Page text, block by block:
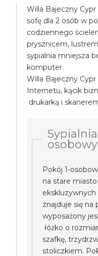
Willa Bajeczny
sofę dla 2 osób w
codziennego
prysznicem,
sypialnia mniejsza
komputer.
Willa Bajeczny
Internetu, kącik
drukarką i
osobowy
Pokój 1-
na stare
ekskluzywnych
znajduje się na
wyposażony
łóżko o
szafkę,
stoliczkiem.